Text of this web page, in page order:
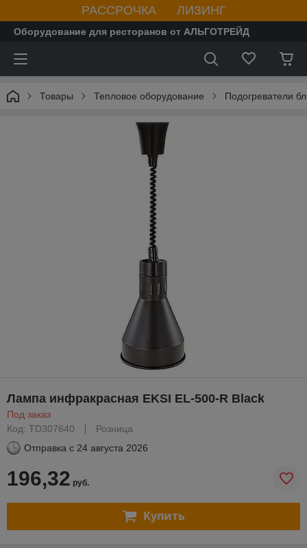
РАССРОЧКА ЛИЗИНГ
Оборудование для ресторанов от АЛЬГОТРЕЙД
Товары Тепловое оборудование Подогреватели
Лампа инфракрасная EKSI EL-500-R Black
Под заказ
Код: TD307640
Розница
Отправка с 24 августа 2026
196,32 руб.
Купить